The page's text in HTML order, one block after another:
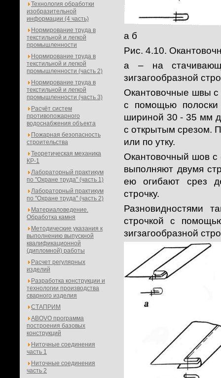
Технология обработки
изобразительной
информации (4 часть)
Нормирование труда в
текстильной и легкой
промышленности
Нормирование труда в
текстильной и легкой
промышленности (часть 2)
Нормирование труда в
текстильной и легкой
промышленности (часть 3)
Расчёт систем
противопожарного
водоснабжения объекта
Пожарная безопасность
строительства
Теоретическая механика
КР-1
Лабораторный практикум
по "Охране труда" (часть 1)
Лабораторный практикум
по "Охране труда" (часть 2)
Материаловедение.
Обработка камня
Методические указания к
выполнению выпускной
квалификационной
(дипломной) работы
Расчет регулярных
изделий
Разработка конструкции и
технологии производства
сварного изделия
СТАПРИМ
ABOVO программа
построения базовых
конструкций
Ниточные соединения
часть 1
Ниточные соединения
часть 2
а б
Рис. 4.10.
а – на
зигзагообразной
Окантовочные швы
с помощью полоски
шириной 30 - 35 мм
с открытым срезом.
или по утку.
Окантовочный шов с
выполняют двумя
ею огибают срез
строчку.
Разновидностями
строчкой с
зигзагообразной